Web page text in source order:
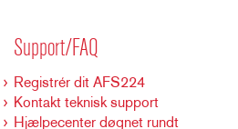
Support/FAQ
Registrér dit AFS224
Kontakt teknisk support
Hjælpecenter døgnet rundt